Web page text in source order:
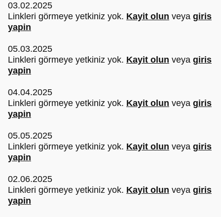
03.02.2025
Linkleri görmeye yetkiniz yok. Kayit olun veya giris
yapin
05.03.2025
Linkleri görmeye yetkiniz yok. Kayit olun veya giris
yapin
04.04.2025
Linkleri görmeye yetkiniz yok. Kayit olun veya giris
yapin
05.05.2025
Linkleri görmeye yetkiniz yok. Kayit olun veya giris
yapin
02.06.2025
Linkleri görmeye yetkiniz yok. Kayit olun veya giris
yapin